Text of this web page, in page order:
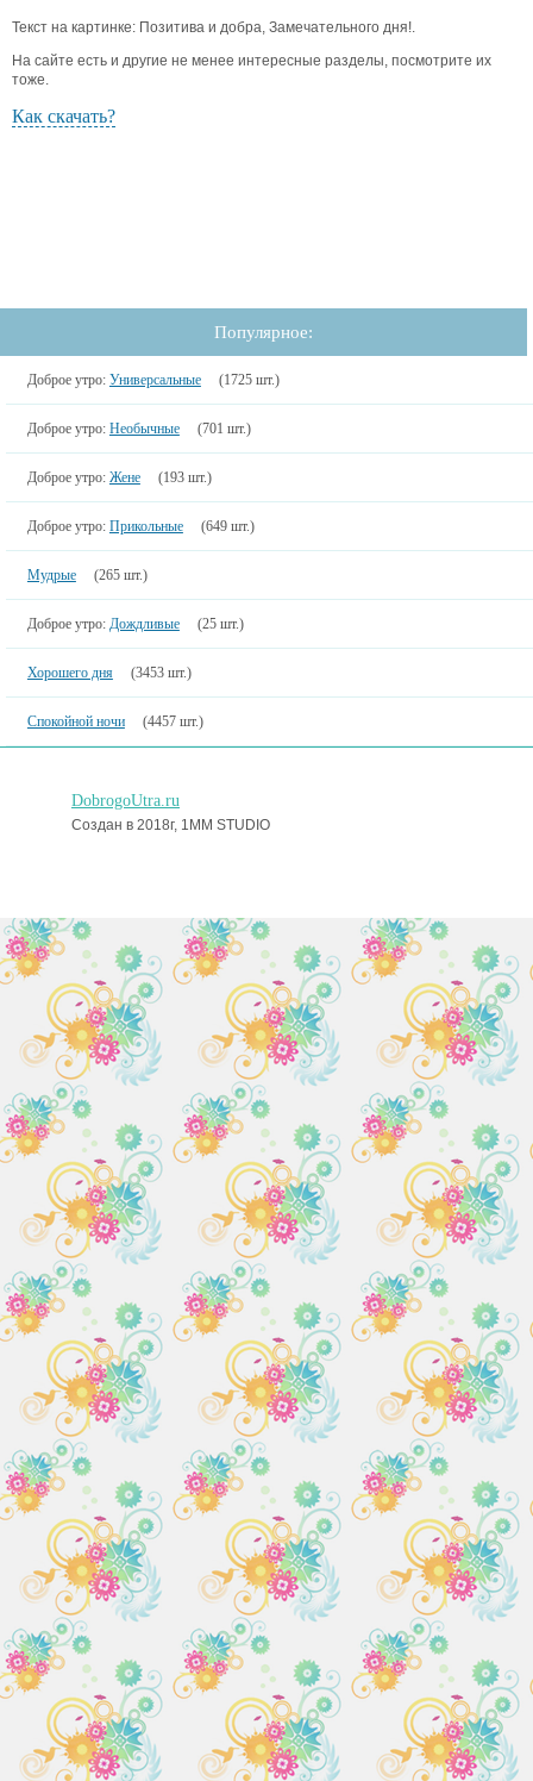
Текст на картинке: Позитива и добра, Замечательного дня!.
На сайте есть и другие не менее интересные разделы, посмотрите их
тоже.
Как скачать?
Популярное:
Доброе утро: Универсальные (1725 шт.)
Доброе утро: Необычные (701 шт.)
Доброе утро: Жене (193 шт.)
Доброе утро: Прикольные (649 шт.)
Мудрые (265 шт.)
Доброе утро: Дождливые (25 шт.)
Хорошего дня (3453 шт.)
Спокойной ночи (4457 шт.)
DobrogoUtra.ru
Создан в 2018г, 1MM STUDIO